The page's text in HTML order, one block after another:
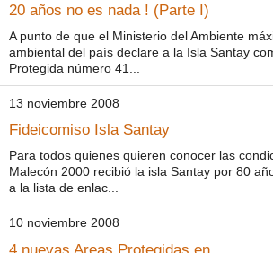
20 años no es nada ! (Parte I)
A punto de que el Ministerio del Ambiente
ambiental del país declare a la Isla Santay
Protegida número 41...
13 noviembre 2008
Fideicomiso Isla Santay
Para todos quienes quieren conocer las
Malecón 2000 recibió la isla Santay por 80
a la lista de enlac...
10 noviembre 2008
4 nuevas Areas Protegidas en